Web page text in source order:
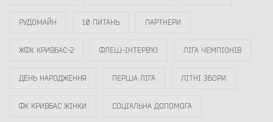
РУДОМАЙН 10 ПИТАНЬ ПАРТНЕРИ
ЖФК КРИВБАС-2 ФЛЕШ-ІНТЕРВ`Ю ЛІГА ЧЕМПІОНІВ
ДЕНЬ НАРОДЖЕННЯ ПЕРША ЛІГА ЛІТНІ ЗБОРИ
ФК КРИВБАС ЖІНКИ СОЦІАЛЬНА ДОПОМОГА